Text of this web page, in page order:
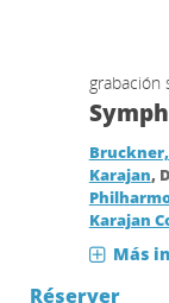
grabación
Karajan,
Karajan
Más
Réserver